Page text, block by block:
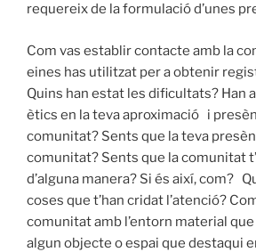
requereix de la formulació d’unes
Com vas establir contacte amb la
eines has utilitzat per a obtenir
Quins han estat les dificultats? Han
ètics en la teva aproximació i
comunitat? Sents que la teva
comunitat? Sents que la comunitat
d’alguna manera? Si és així, com?
coses que t’han cridat l’atenció?
comunitat amb l’entorn material que
algun objecte o espai que destaqui